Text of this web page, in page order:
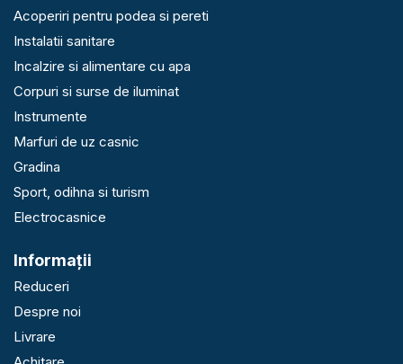
Acoperiri pentru podea si pereti
Instalatii sanitare
Incalzire si alimentare cu apa
Corpuri si surse de iluminat
Instrumente
Marfuri de uz casnic
Gradina
Sport, odihna si turism
Electrocasnice
Informaţii
Reduceri
Despre noi
Livrare